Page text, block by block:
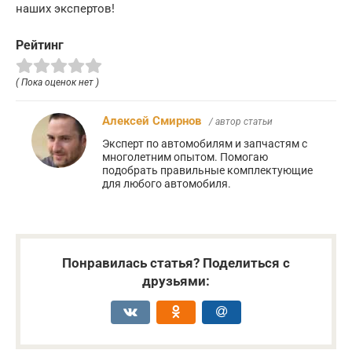
наших экспертов!
Рейтинг
( Пока оценок нет )
Алексей Смирнов / автор статьи
Эксперт по автомобилям и запчастям с
многолетним опытом. Помогаю
подобрать правильные комплектующие
для любого автомобиля.
Понравилась статья? Поделиться с
друзьями: